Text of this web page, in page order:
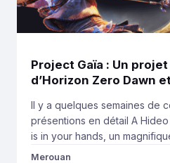
Project Gaïa : Un
d’Horizon Zero Dawn
Il y a quelques semaines de
présentions en détail A
is in your hands, un
Death Stranding et signé
Merouan